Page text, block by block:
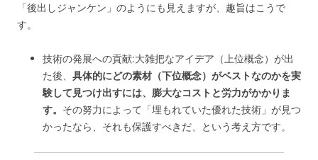
「後出しジャンケン」のようにも見えますが、趣旨はこうで
す。
技術の発展への貢献:大雑把なアイデア（上位概念）が出
た後、 具体的にどの素材（下位概念）がベストなのかを実
験して見つけ出すには、膨大なコストと労力がかかりま
す。 その努力によって「埋もれていた優れた技術」が見つ
かったなら、それも保護すべきだ、という考え方です。